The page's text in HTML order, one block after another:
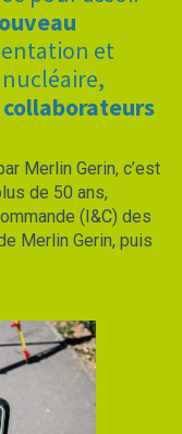
et
Merlin Gerin, c’est
de 50 ans,
(I&C) des
Merlin Gerin, puis